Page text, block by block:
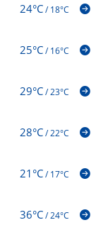
24°C/18°C
25°C/16°C
29°C/23°C
28°C/22°C
21°C/17°C
36°C/24°C